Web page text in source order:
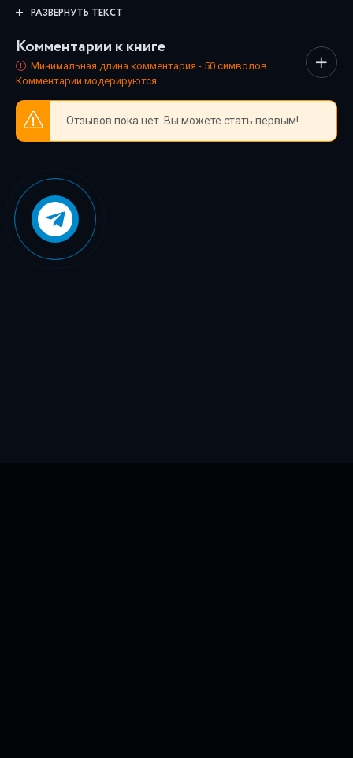
комфортным. Новинки и классика, фантастика и драма,
каждый нашёл книгу по душе.
РАЗВЕРНУТЬ ТЕКСТ
Комментарии к книге
Минимальная длина комментария - 50 символов.
Комментарии модерируются
Отзывов пока нет. Вы можете стать первым!